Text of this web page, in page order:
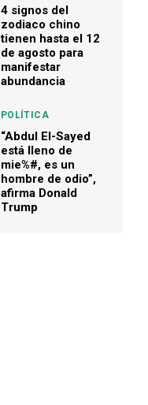
4 signos del
zodiaco chino
tienen hasta el 12
de agosto para
manifestar
abundancia
POLÍTICA
“Abdul El-Sayed
está lleno de
mie%#, es un
hombre de odio”,
afirma Donald
Trump